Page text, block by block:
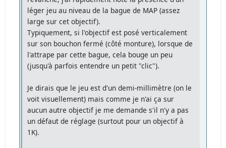
léger jeu au niveau de la bague de MAP (assez
large sur cet objectif).
Typiquement, si l'objectif est posé verticalement
sur son bouchon fermé (côté monture), lorsque de
l'attrape par cette bague, cela bouge un peu
(jusqu'à parfois entendre un petit "clic").
Je dirais que le jeu est d'un demi-millimètre (on le
voit visuellement) mais comme je n'ai ça sur
aucun autre objectif je me demande s'il n'y a pas
un défaut de réglage (surtout pour un objectif à
1K).